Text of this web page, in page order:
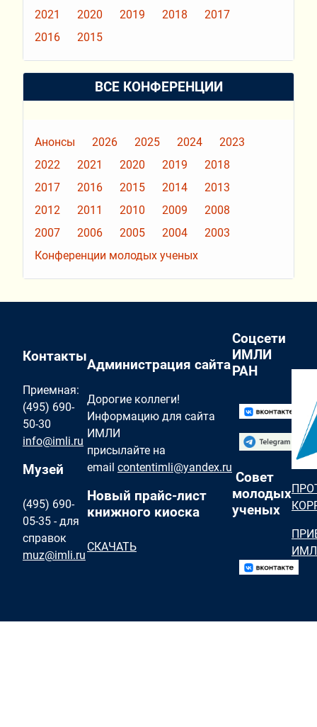
2021
2020 2019 2018
2017
2016
2015
ВСЕ КОНФЕРЕНЦИИ
Анонсы 2026 2025 2024
2023
2022
2021 2020 2019
2018
2017
2016 2015 2014
2013
2012
2011 2010 2009
2008
2007
2006 2005 2004
2003
Конференции молодых ученых
Контакты
Приемная:
(495) 690-
50-30
info@imli.ru
Музей
(495) 690-
05-35 - для
справок
muz@imli.ru
Администрация сайта
Дорогие коллеги!
Информацию для сайта
ИМЛИ
присылайте на
email contentimli@yandex.ru
Новый прайс-лист
книжного киоска
СКАЧАТЬ
Соцсети
ИМЛИ
РАН
Совет
молодых
ученых